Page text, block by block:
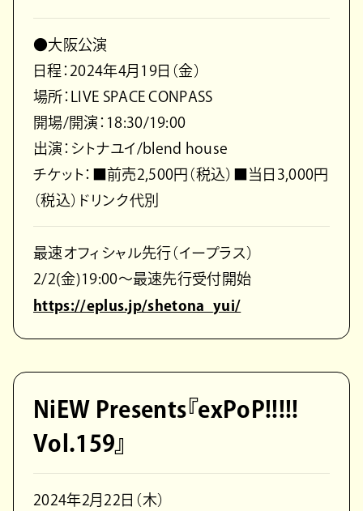
●大阪公演
日程：2024年4月19日（金）
場所：LIVE SPACE CONPASS
開場/開演：18:30/19:00
出演：シトナユイ/blend house
チケット：■前売2,500円（税込）■当日3,000円
（税込）ドリンク代別
最速オフィシャル先行（イープラス）
2/2(金)19:00〜最速先行受付開始
https://eplus.jp/shetona_yui/
NiEW Presents『exPoP!!!!!
Vol.159』
2024年2月22日（木）